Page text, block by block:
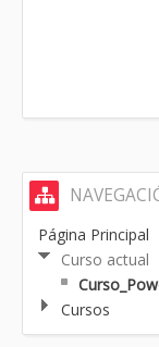
Página Principal
Curso actual
Cursos